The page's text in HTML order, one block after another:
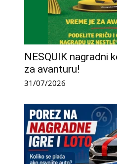
NESQUIK nagradni
za avanturu!
31/07/2026